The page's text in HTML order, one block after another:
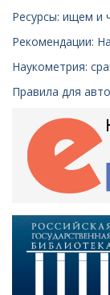
Ресурсы: ищем и
Рекомендации:
Наукометрия:
Правила для